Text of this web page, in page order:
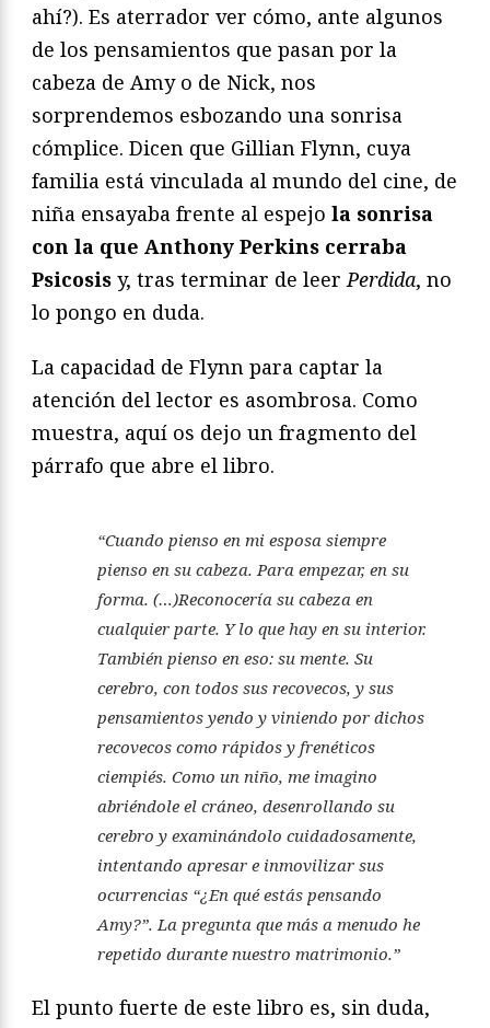
ahí?). Es aterrador ver cómo, ante algunos
de los pensamientos que pasan por la
cabeza de Amy o de Nick, nos
sorprendemos esbozando una sonrisa
cómplice. Dicen que Gillian Flynn, cuya
familia está vinculada al mundo del cine, de
niña ensayaba frente al espejo la sonrisa
con la que Anthony Perkins cerraba
Psicosis y, tras terminar de leerPerdida, no
lo pongo en duda.
La capacidad de Flynn para captar la
atención del lector es asombrosa. Como
muestra, aquí os dejo un fragmento del
párrafo que abre el libro.
“Cuando pienso en mi esposa siempre
pienso en su cabeza. Para empezar, en su
forma. (…)Reconocería su cabeza en
cualquier parte. Y lo que hay en su interior.
También pienso en eso: su mente. Su
cerebro, con todos sus recovecos, y sus
pensamientos yendo y viniendo por dichos
recovecos como rápidos y frenéticos
ciempiés. Como un niño, me imagino
abriéndole el cráneo, desenrollando su
cerebro y examinándolo cuidadosamente,
intentando apresar e inmovilizar sus
ocurrencias “¿En qué estás pensando
Amy?”. La pregunta que más a menudo he
repetido durante nuestro matrimonio.”
El punto fuerte de este libro es, sin duda,